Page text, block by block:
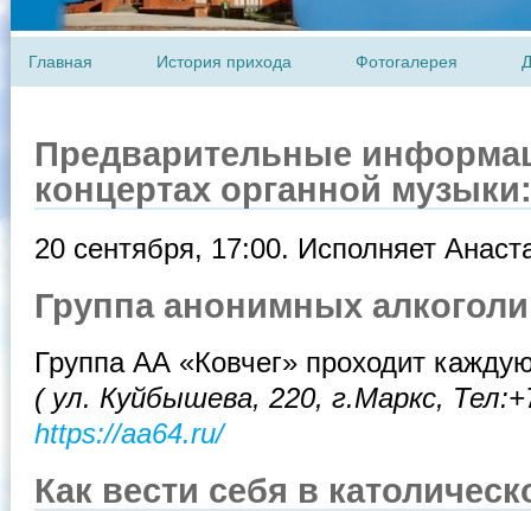
Главная История прихода Фотогалерея
Предварительные
концертах органной музыки:
20 сентября, 17:00. Исполняет
Группа анонимных
Группа АА «Ковчег» проходит
( ул. Куйбышева, 220, г.Маркс,
https://aa64.ru/
Как вести себя в